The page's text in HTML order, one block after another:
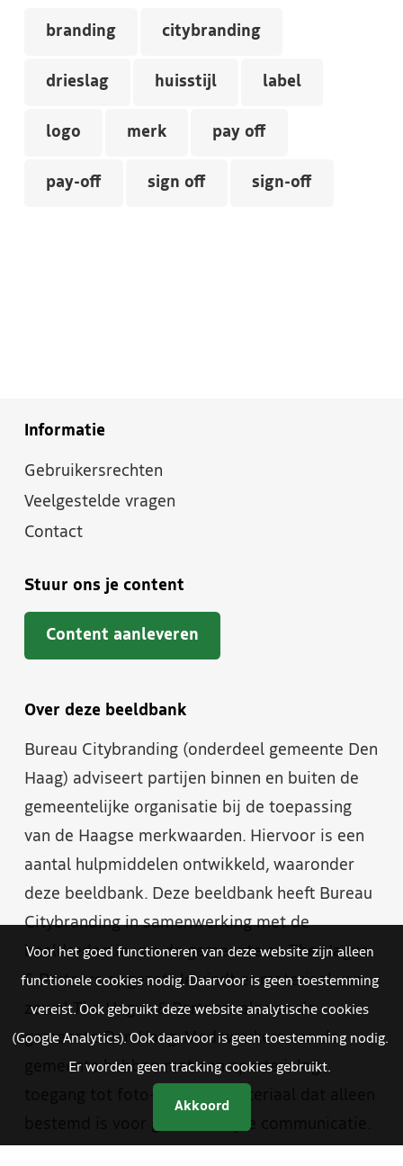
branding citybranding
drieslag huisstijl label
logo merk pay off
pay-off sign off sign-off
Informatie
Gebruikersrechten
Veelgestelde vragen
Contact
Stuur ons je content
Content aanleveren
Over deze beeldbank
Bureau Citybranding (onderdeel gemeente Den
Haag) adviseert partijen binnen en buiten de
gemeentelijke organisatie bij de toepassing
van de Haagse merkwaarden. Hiervoor is een
aantal hulpmiddelen ontwikkeld, waaronder
deze beeldbank. Deze beeldbank heeft Bureau
Citybranding in samenwerking met de
beeldredactie van de gemeente en The Hague
& Partners opgezet. Je vindt er materiaal van
zowel The Hague & Partners als van de
gemeente Den Haag. Medewerkers van de
gemeente hebben met een aparte inlog
bestemd is voor gemeentelijke communicatie.
Voor het goed functioneren van deze website zijn alleen
functionele cookies nodig. Daarvoor is geen toestemming
vereist. Ook gebruikt deze website analytische cookies
(Google Analytics). Ook daarvoor is geen toestemming nodig.
Er worden geen tracking cookies gebruikt.
Akkoord